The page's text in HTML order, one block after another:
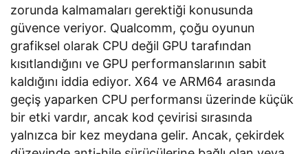
zorunda kalmamaları gerektiği konusunda
güvence veriyor. Qualcomm, çoğu oyunun
grafiksel olarak CPU değil GPU tarafından
kısıtlandığını ve GPU performanslarının sabit
kaldığını iddia ediyor. X64 ve ARM64 arasında
geçiş yaparken CPU performansı üzerinde küçük
bir etki vardır, ancak kod çevirisi sırasında
yalnızca bir kez meydana gelir. Ancak, çekirdek